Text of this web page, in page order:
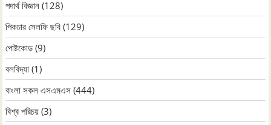
পদার্থ বিজ্ঞান (128)
পিকচার সেলফি ছবি (129)
পোষ্টকোড (9)
বলবিদ্যা (1)
বাংলা সকল এসএমএস (444)
বিশ্ব পরিচয় (3)